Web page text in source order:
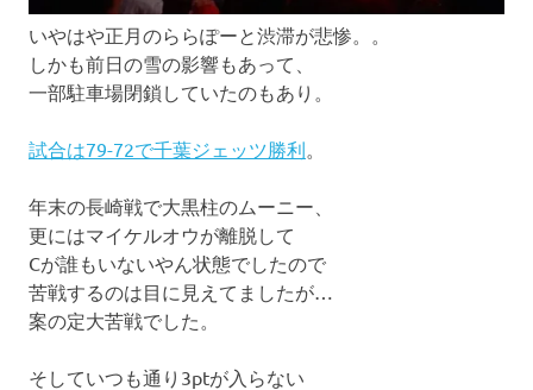
いやはや正月のららぽーと渋滞が悲惨。。
しかも前日の雪の影響もあって、
一部駐車場閉鎖していたのもあり。
試合は79-72で千葉ジェッツ勝利
年末の長崎戦で大黒柱のムーニー、
更にはマイケルオウが離脱して
Cが誰もいないやん状態でしたので
苦戦するのは目に見えてましたが…
案の定大苦戦でした。
そしていつも通り3ptが入らない